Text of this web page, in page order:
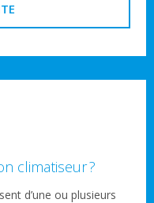
climatiseur ?
d’une ou plusieurs